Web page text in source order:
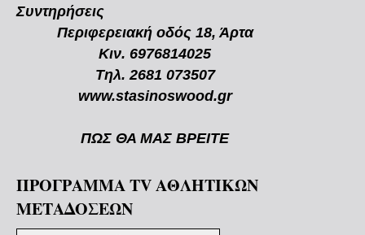
Συντηρήσεις
Περιφερειακή οδός 18, Άρτα
Κιν. 6976814025
Τηλ. 2681 073507
www.stasinoswood.gr
ΠΩΣ ΘΑ ΜΑΣ ΒΡΕΙΤΕ
ΠΡΟΓΡΑΜΜΑ TV ΑΘΛΗΤΙΚΩΝ
ΜΕΤΑΔΟΣΕΩΝ